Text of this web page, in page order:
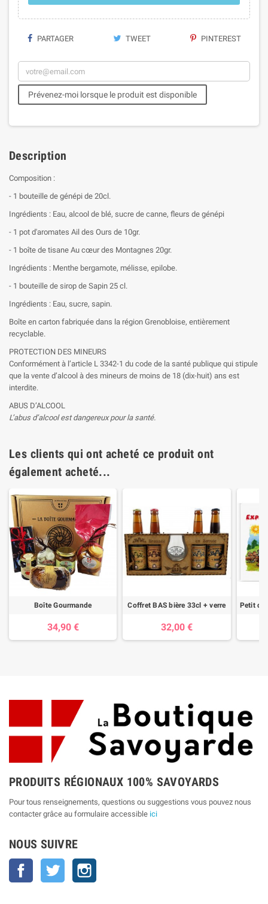
PARTAGER TWEET PINTEREST
Prévenez-moi lorsque le produit est disponible
Description
Composition :
- 1 bouteille de génépi de 20cl.
Ingrédients : Eau, alcool de blé, sucre de canne, fleurs de génépi
- 1 pot d'aromates Ail des Ours de 10gr.
- 1 boîte de tisane Au cœur des Montagnes 20gr.
Ingrédients : Menthe bergamote, mélisse, epilobe.
- 1 bouteille de sirop de Sapin 25 cl.
Ingrédients : Eau, sucre, sapin.
Boîte en carton fabriquée dans la région Grenobloise, entièrement
recyclable.
PROTECTION DES MINEURS
Conformément à l’article L 3342-1 du code de la santé publique qui stipule
que la vente d’alcool à des mineurs de moins de 18 (dix-huit) ans est
interdite.
ABUS D’ALCOOL
L’abus d’alcool est dangereux pour la santé.
Les clients qui ont acheté ce produit ont
également acheté...
Boîte Gourmande
34,90 €
Coffret BAS bière 33cl + verre
32,00 €
PRODUITS RÉGIONAUX 100% SAVOYARDS
Pour tous renseignements, questions ou suggestions vous pouvez nous
contacter grâce au formulaire accessible ici
NOUS SUIVRE
Facebook Twitter